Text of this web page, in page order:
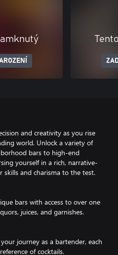
and creativity as you rise
world. Unlock a variety of
bars to high-end
yourself in a rich, narrative-
skills and charisma to the test.
bars with access to over one
juices, and garnishes.
journey as a bartender, each
of cocktails.